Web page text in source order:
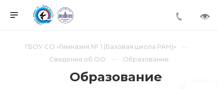
ГБОУ СО «Гимназия № 1 (Базовая школа РАН)»
Сведения об ОО
Образование
Образование